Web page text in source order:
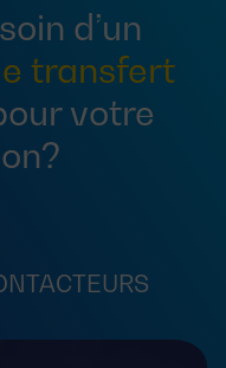
d’un
transfert
votre